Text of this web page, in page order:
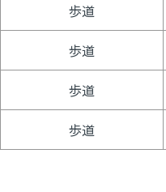
歩道
歩道
歩道
歩道